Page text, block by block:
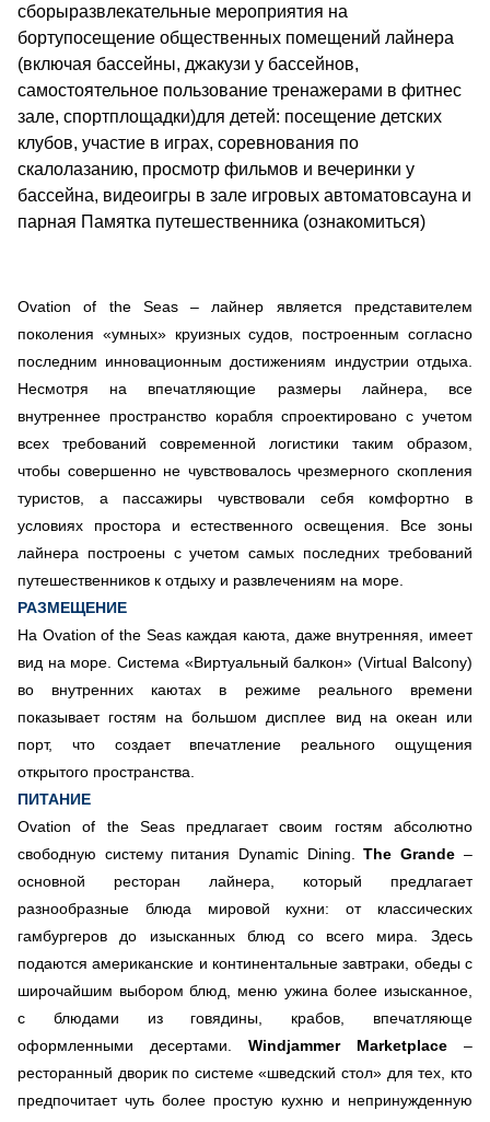
Ovation of the Seas – лайнер является представителем
поколения «умных» круизных судов, построенным согласно
последним инновационным достижениям индустрии отдыха.
Несмотря на впечатляющие размеры лайнера, все
внутреннее пространство корабля спроектировано с учетом
всех требований современной логистики таким образом,
чтобы совершенно не чувствовалось чрезмерного скопления
туристов, а пассажиры чувствовали себя комфортно в
условиях простора и естественного освещения. Все зоны
лайнера построены с учетом самых последних требований
путешественников к отдыху и развлечениям на море.
РАЗМЕЩЕНИЕ
На Ovation of the Seas каждая каюта, даже внутренняя, имеет
вид на море. Система «Виртуальный балкон» (Virtual Balcony)
во внутренних каютах в режиме реального времени
показывает гостям на большом дисплее вид на океан или
порт, что создает впечатление реального ощущения
открытого пространства.
ПИТАНИЕ
Ovation of the Seas предлагает своим гостям абсолютно
свободную систему питания Dynamic Dining.The Grande –
основной ресторан лайнера, который предлагает
разнообразные блюда мировой кухни: от классических
гамбургеров до изысканных блюд со всего мира. Здесь
подаются американские и континентальные завтраки, обеды с
широчайшим выбором блюд, меню ужина более изысканное,
с блюдами из говядины, крабов, впечатляюще
оформленными десертами. Windjammer Marketplace–
ресторанный дворик по системе «шведский стол» для тех, кто
предпочитает чуть более простую кухню и непринужденную
сборыразвлекательные мероприятия на
бортупосещение общественных помещений лайнера
(включая бассейны, джакузи у бассейнов,
самостоятельное пользование тренажерами в фитнес
зале, спортплощадки)для детей: посещение детских
клубов, участие в играх, соревнования по
скалолазанию, просмотр фильмов и вечеринки у
бассейна, видеоигры в зале игровых автоматовсауна и
парная Памятка путешественника (ознакомиться)